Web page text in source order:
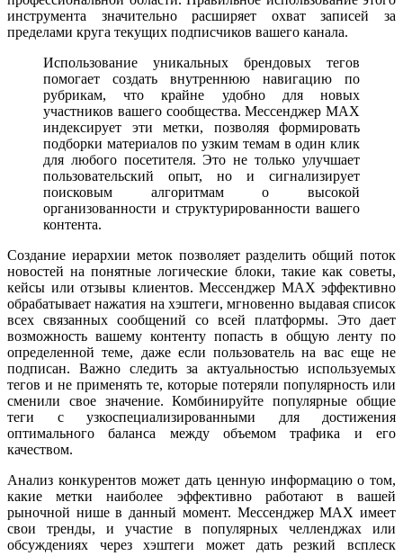
инструмента значительно расширяет охват записей за
пределами круга текущих подписчиков вашего канала.
Использование уникальных брендовых тегов
помогает создать внутреннюю навигацию по
рубрикам, что крайне удобно для новых
участников вашего сообщества. Мессенджер MAX
индексирует эти метки, позволяя формировать
подборки материалов по узким темам в один клик
для любого посетителя. Это не только улучшает
пользовательский опыт, но и сигнализирует
поисковым алгоритмам о высокой
организованности и структурированности вашего
контента.
Создание иерархии меток позволяет разделить общий поток
новостей на понятные логические блоки, такие как советы,
кейсы или отзывы клиентов. Мессенджер MAX эффективно
обрабатывает нажатия на хэштеги, мгновенно выдавая список
всех связанных сообщений со всей платформы. Это дает
возможность вашему контенту попасть в общую ленту по
определенной теме, даже если пользователь на вас еще не
подписан. Важно следить за актуальностью используемых
тегов и не применять те, которые потеряли популярность или
сменили свое значение. Комбинируйте популярные общие
теги с узкоспециализированными для достижения
оптимального баланса между объемом трафика и его
качеством.
Анализ конкурентов может дать ценную информацию о том,
какие метки наиболее эффективно работают в вашей
рыночной нише в данный момент. Мессенджер MAX имеет
свои тренды, и участие в популярных челленджах или
обсуждениях через хэштеги может дать резкий всплеск